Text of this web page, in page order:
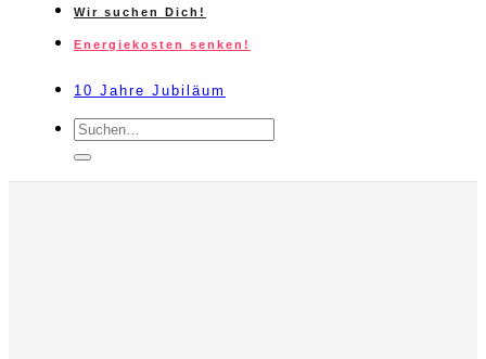
Wir suchen Dich!
Energiekosten senken!
10 Jahre Jubiläum
Suche
nach: